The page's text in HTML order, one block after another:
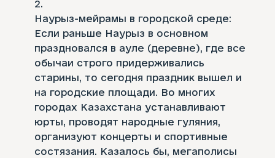
Наурыз-мейрамы в городской среде:
Если раньше Наурыз в основном
праздновался в ауле (деревне), где все
обычаи строго придерживались
старины, то сегодня праздник вышел и
на городские площади. Во многих
городах Казахстана устанавливают
юрты, проводят народные гуляния,
организуют концерты и спортивные
состязания. Казалось бы, мегаполисы